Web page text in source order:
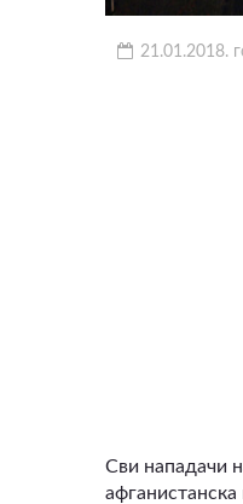
21.01.2018.
Сви нападачи
афганистанска